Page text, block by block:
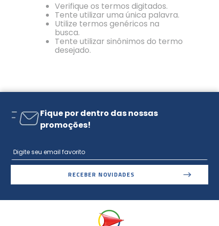
Verifique os termos digitados.
Tente utilizar uma única palavra.
Utilize termos genéricos na
busca.
Tente utilizar sinônimos do termo
desejado.
Fique por dentro das nossas
promoções!
RECEBER NOVIDADES